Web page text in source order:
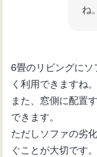
ね。
6畳のリビングに
く利用できますね。
また、窓側に配置
できます。
ただしソファの劣
ぐことが大切です。